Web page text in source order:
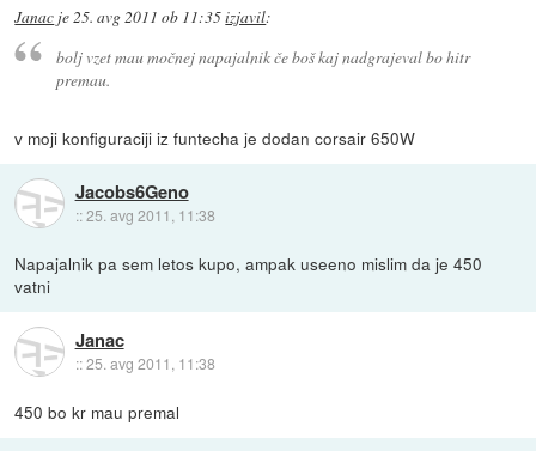
Janac je25. avg 2011 ob 11:35izjavil:
bolj vzet mau močnej napajalnik če boš kaj nadgrajeval bo hitr
premau.
v moji konfiguraciji iz funtecha je dodan corsair 650W
Jacobs6Geno
::25. avg 2011, 11:38
Napajalnik pa sem letos kupo, ampak useeno mislim da je 450
vatni
Janac
::25. avg 2011, 11:38
450 bo kr mau premal